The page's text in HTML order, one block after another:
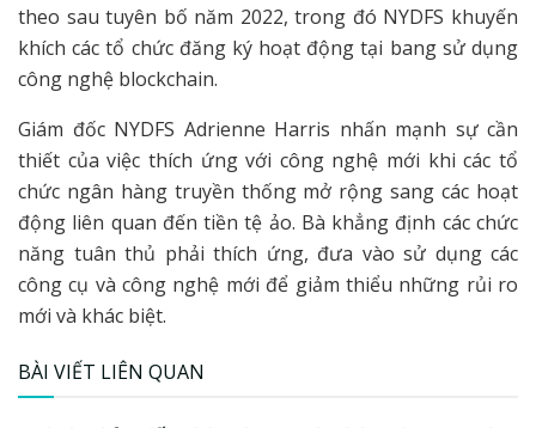
theo sau tuyên bố năm 2022, trong đó NYDFS khuyến
khích các tổ chức đăng ký hoạt động tại bang sử dụng
công nghệ blockchain.
Giám đốc NYDFS Adrienne Harris nhấn mạnh sự cần
thiết của việc thích ứng với công nghệ mới khi các tổ
chức ngân hàng truyền thống mở rộng sang các hoạt
động liên quan đến tiền tệ ảo. Bà khẳng định các chức
năng tuân thủ phải thích ứng, đưa vào sử dụng các
công cụ và công nghệ mới để giảm thiểu những rủi ro
mới và khác biệt.
BÀI VIẾT LIÊN QUAN